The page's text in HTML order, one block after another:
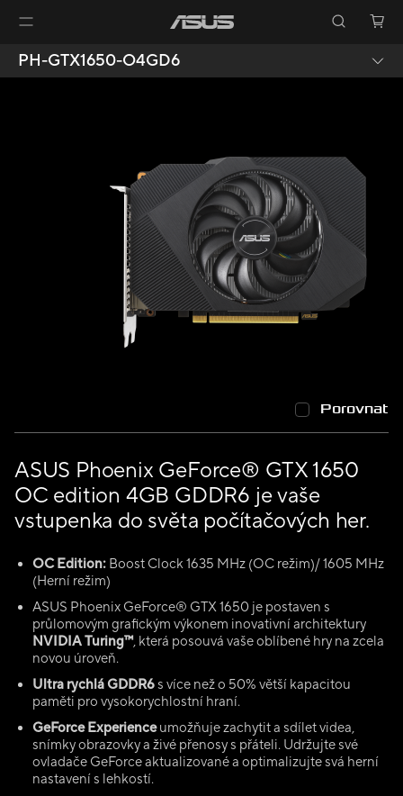
PH-GTX1650-O4GD6
ASUS Phoenix GeForce® GTX 1650
OC edition 4GB GDDR6 je vaše
vstupenka do světa počítačových her.
OC Edition: Boost Clock 1635 MHz (OC režim)/ 1605 MHz
(Herní režim)
ASUS Phoenix GeForce® GTX 1650 je postaven s
průlomovým grafickým výkonem inovativní architektury
NVIDIA Turing™, která posouvá vaše oblíbené hry na zcela
novou úroveň.
Ultra rychlá GDDR6s více než o 50% větší kapacitou
paměti pro vysokorychlostní hraní.
GeForce Experienceumožňuje zachytit a sdílet videa,
snímky obrazovky a živé přenosy s přáteli. Udržujte své
ovladače GeForce aktualizované a optimalizujte svá herní
nastavení s lehkostí.
Porovnat